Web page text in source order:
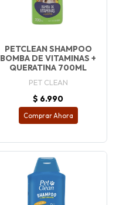
PETCLEAN SHAMPOO
BOMBA DE VITAMINAS +
QUERATINA 700ML
PET CLEAN
$ 6.990
Comprar Ahora